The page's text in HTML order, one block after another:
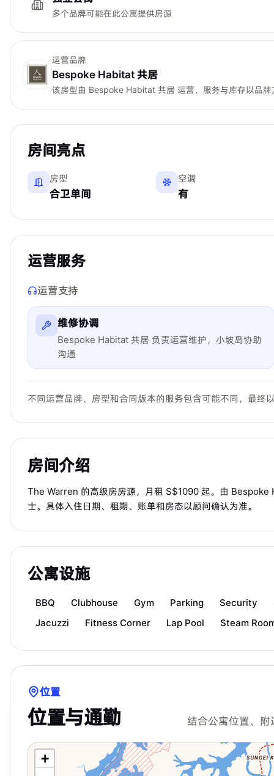
多个品牌可能在此公寓提供房源
运营品牌
Bespoke Habitat 共居
该房型由 Bespoke Habitat 共居 运营，服务与库存以品牌
房间亮点
房型
合卫单间
空调
有
运营服务
运营支持
维修协调
Bespoke Habitat 共居 负责运营维护，小坡岛协助
沟通
不同运营品牌、房型和合同版本的服务包含可能不同，最终
房间介绍
The Warren 的高级房房源，月租 S$1090 起。由 Bespoke
士。具体入住日期、租期、账单和房态以顾问确认为准。
公寓设施
BBQ Clubhouse Gym Parking Security
Jacuzzi
Fitness Corner Lap Pool Steam
位置
位置与通勤 结合公寓位置、附
+